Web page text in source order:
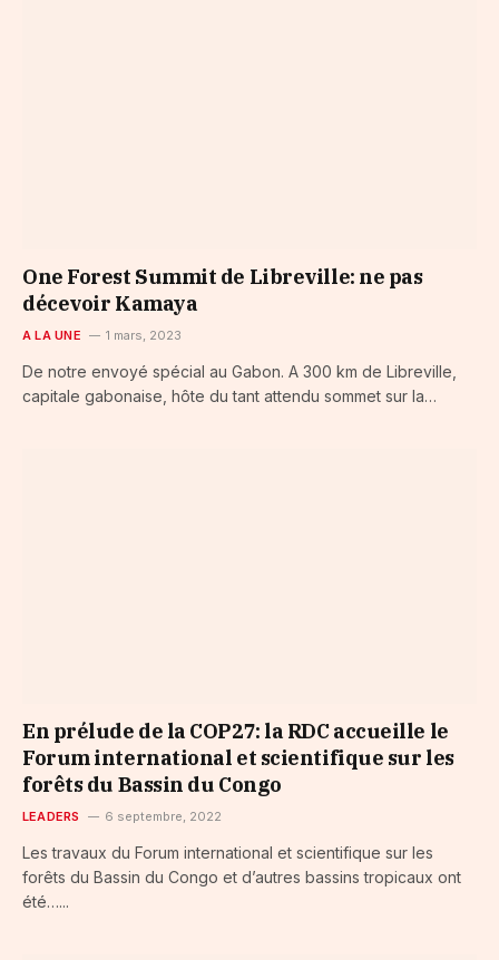
One Forest Summit de Libreville: ne pas
décevoir Kamaya
A LA UNE 1 mars, 2023
De notre envoyé spécial au Gabon. A 300 km de Libreville,
capitale gabonaise, hôte du tant attendu sommet sur la…
En prélude de la COP27: la RDC accueille le
Forum international et scientifique sur les
forêts du Bassin du Congo
LEADERS 6 septembre, 2022
Les travaux du Forum international et scientifique sur les
forêts du Bassin du Congo et d’autres bassins tropicaux ont
été…...